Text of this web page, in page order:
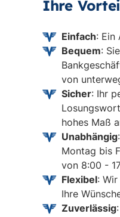
Ihre
Einfach: Ein
Bequem:
von
Sicher: Ihr
hohes Maß
Unabhängig
Montag bis
von 8:00 -
Flexibel:
Ihre
Zuverlässig